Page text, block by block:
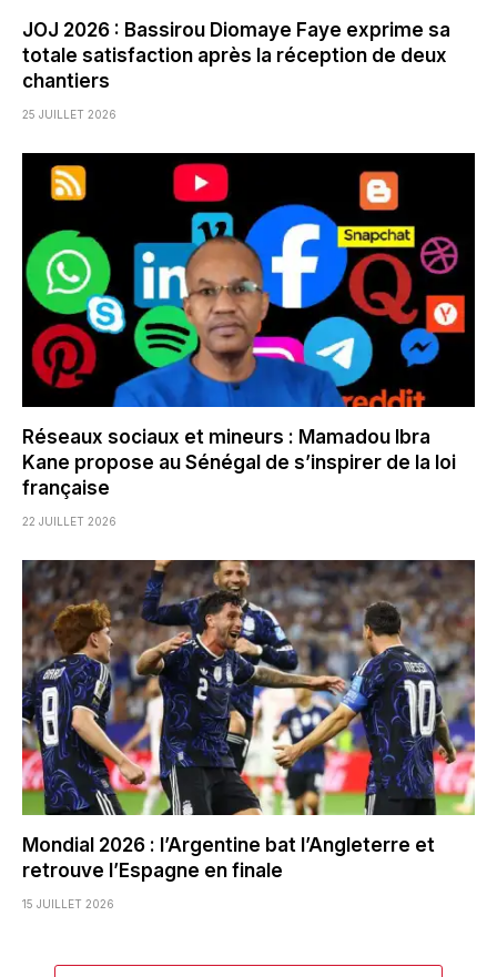
JOJ 2026 : Bassirou Diomaye Faye exprime sa
totale satisfaction après la réception de deux
chantiers
25 JUILLET 2026
Réseaux sociaux et mineurs : Mamadou Ibra
Kane propose au Sénégal de s’inspirer de la loi
française
22 JUILLET 2026
Mondial 2026 : l’Argentine bat l’Angleterre et
retrouve l’Espagne en finale
15 JUILLET 2026